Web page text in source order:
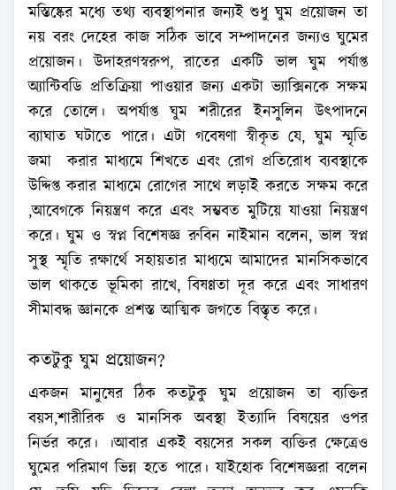
মস্তিষ্কের মধ্যে তথ্য ব্যবস্থাপনার জন্যই শুধু ঘুম প্রয়োজন তা
নয় বরং দেহের কাজ সঠিক ভাবে সম্পাদনের জন্যও ঘুমের
প্রয়োজন। উদাহরণস্বরুপ, রাতের একটি ভাল ঘুম পর্যাপ্ত
অ্যান্টিবডি প্রতিক্রিয়া পাওয়ার জন্য একটা ভ্যাক্সিনকে সক্ষম
করে তোলে। অপর্যাপ্ত ঘুম শরীরের ইনসুলিন উৎপাদনে
ব্যাঘাত ঘটাতে পারে। এটা গবেষণা স্বীকৃত যে, ঘুম স্মৃতি
জমা করার মাধ্যমে শিখতে এবং রোগ প্রতিরোধ ব্যবস্থাকে
উদ্দিপ্ত করার মাধ্যমে রোগের সাথে লড়াই করতে সক্ষম করে
,আবেগকে নিয়ন্ত্রণ করে এবং সম্ভবত মুটিয়ে যাওয়া নিয়ন্ত্রণ
করে। ঘুম ও স্বপ্ন বিশেষজ্ঞ রুবিন নাইমান বলেন, ভাল স্বপ্ন
সুস্থ স্মৃতি রক্ষার্থে সহায়তার মাধ্যমে আমাদের মানসিকভাবে
ভাল থাকতে ভূমিকা রাখে, বিষণ্ণতা দূর করে এবং সাধারণ
সীমাবদ্ধ জ্ঞানকে প্রশস্ত আত্মিক জগতে বিস্তৃত করে।
কতটুকু ঘুম প্রয়োজন?
একজন মানুষের ঠিক কতটুকু ঘুম প্রয়োজন তা ব্যক্তির
বয়স,শারীরিক ও মানসিক অবস্থা ইত্যাদি বিষয়ের ওপর
নির্ভর করে। ।আবার একই বয়সের সকল ব্যক্তির ক্ষেত্রেও
ঘুমের পরিমাণ ভিন্ন হতে পারে। যাইহোক বিশেষজ্ঞরা বলেন